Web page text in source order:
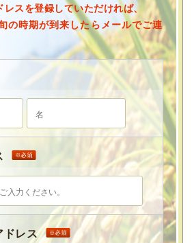
レスを登録していただければ、
の時期が到来したらメールでご連
ドレス